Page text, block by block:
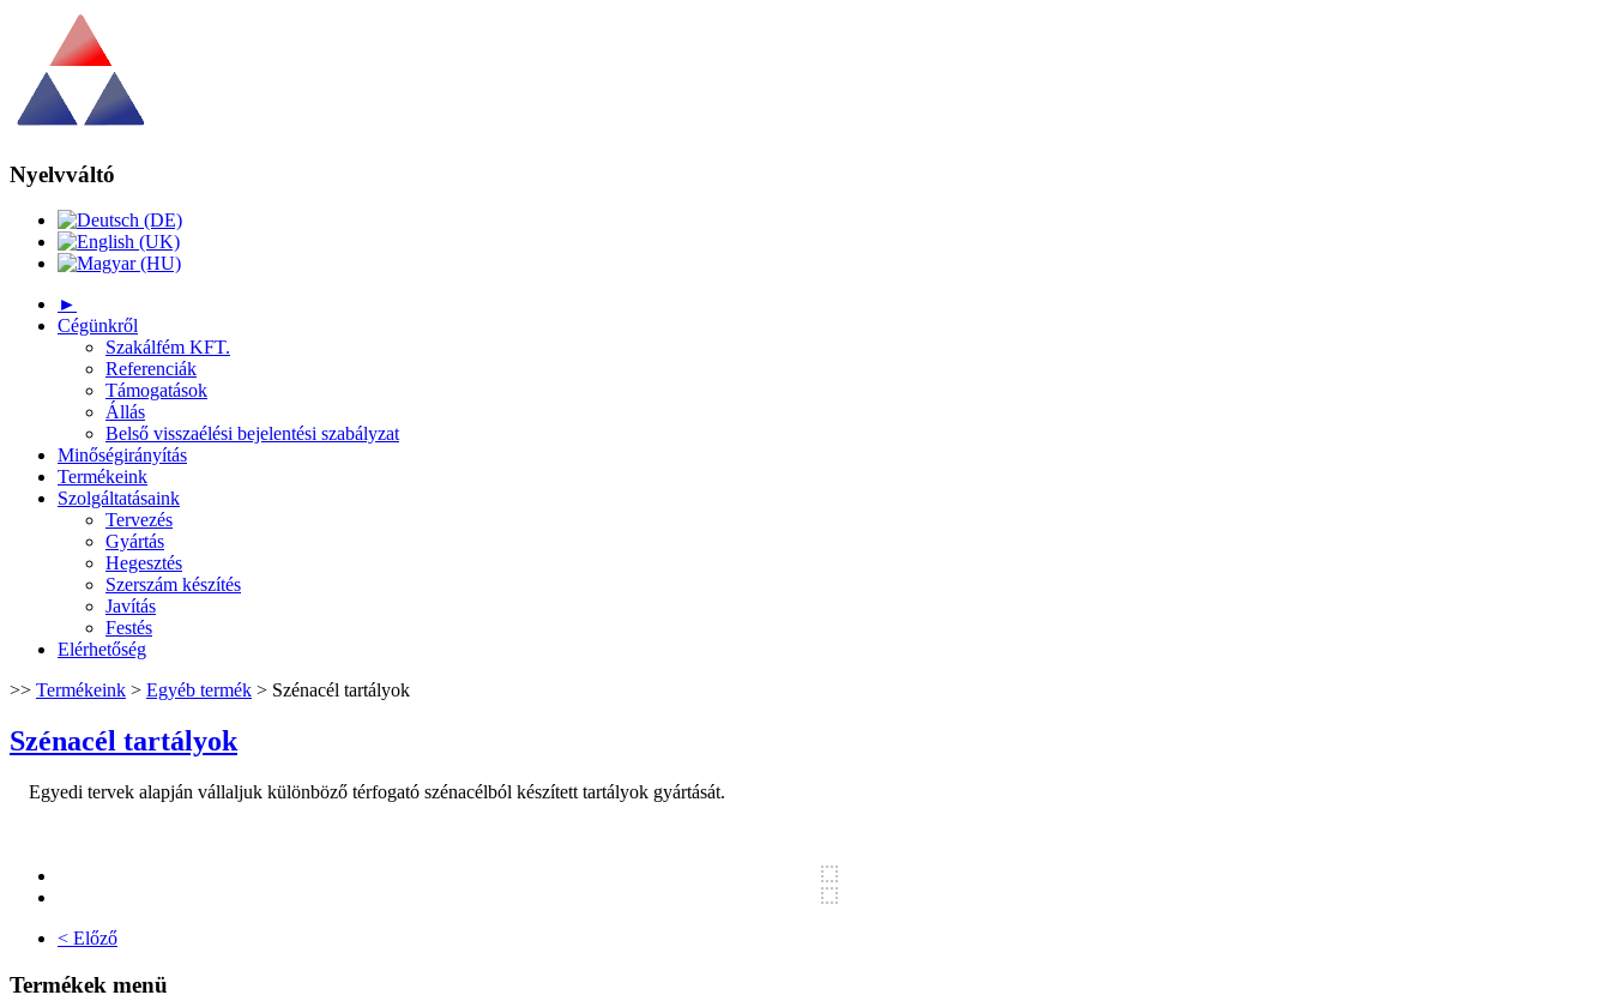
Nyelvváltó
►
Cégünkről
Szakálfém KFT.
Referenciák
Támogatások
Állás
Belső visszaélési bejelentési szabályzat
Minőségirányítás
Termékeink
Szolgáltatásaink
Tervezés
Gyártás
Hegesztés
Szerszám készítés
Javítás
Festés
Elérhetőség
>> Termékeink > Egyéb termék > Szénacél tartályok
Szénacél tartályok
Egyedi tervek alapján vállaljuk különböző térfogató szénacélból készített tartályok gyártását.
< Előző
Termékek menü